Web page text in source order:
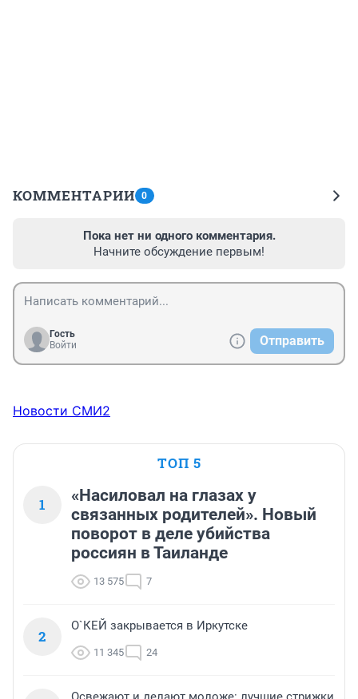
КОММЕНТАРИИ 0
Пока нет ни одного комментария.
Начните обсуждение первым!
Гость
Войти
Отправить
Новости СМИ2
ТОП 5
1
«Насиловал на глазах у
связанных родителей». Новый
поворот в деле убийства
россиян в Таиланде
13 575 7
2
О`КЕЙ закрывается в Иркутске
11 345 24